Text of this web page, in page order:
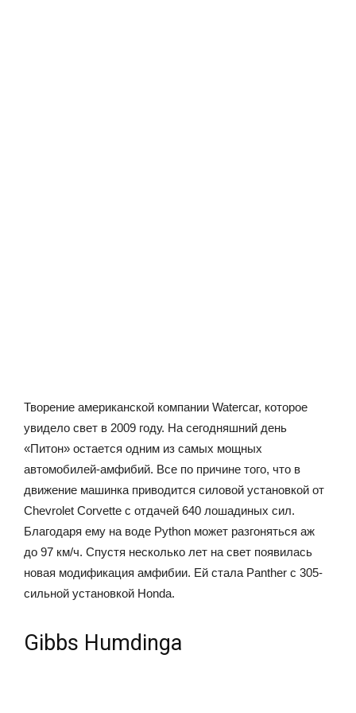
Творение американской компании Watercar, которое
увидело свет в 2009 году. На сегодняшний день
«Питон» остается одним из самых мощных
автомобилей-амфибий. Все по причине того, что в
движение машинка приводится силовой установкой от
Chevrolet Corvette с отдачей 640 лошадиных сил.
Благодаря ему на воде Python может разгоняться аж
до 97 км/ч. Спустя несколько лет на свет появилась
новая модификация амфибии. Ей стала Panther с 305-
сильной установкой Honda.
Gibbs Humdinga